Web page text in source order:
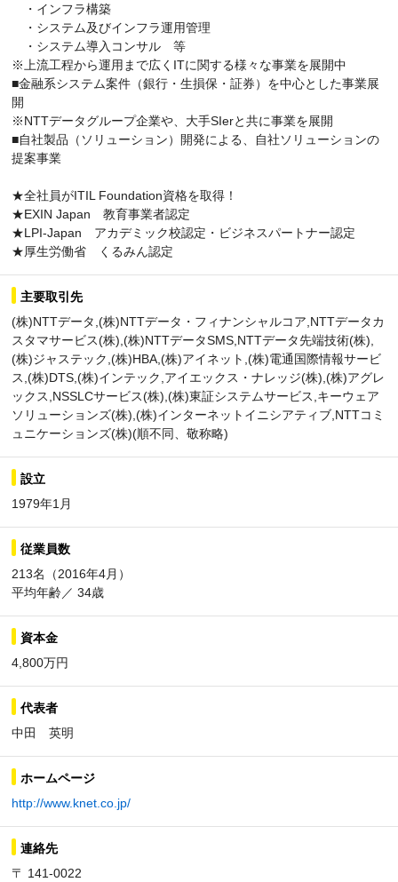
・インフラ構築
・システム及びインフラ運用管理
・システム導入コンサル 等
※上流工程から運用まで広くITに関する様々な事業を展開中
■金融系システム案件（銀行・生損保・証券）を中心とした事業展
開
※NTTデータグループ企業や、大手SIerと共に事業を展開
■自社製品（ソリューション）開発による、自社ソリューションの
提案事業
★全社員がITIL Foundation資格を取得！
★EXIN Japan 教育事業者認定
★LPI-Japan アカデミック校認定・ビジネスパートナー認定
★厚生労働省 くるみん認定
主要取引先
(株)NTTデータ,(株)NTTデータ・フィナンシャルコア,NTTデータカ
スタマサービス(株),(株)NTTデータSMS,NTTデータ先端技術(株),
(株)ジャステック,(株)HBA,(株)アイネット,(株)電通国際情報サービ
ス,(株)DTS,(株)インテック,アイエックス・ナレッジ(株),(株)アグレ
ックス,NSSLCサービス(株),(株)東証システムサービス,キーウェア
ソリューションズ(株),(株)インターネットイニシアティブ,NTTコミ
ュニケーションズ(株)(順不同、敬称略)
設立
1979年1月
従業員数
213名（2016年4月）
平均年齢／ 34歳
資本金
4,800万円
代表者
中田 英明
ホームページ
http://www.knet.co.jp/
連絡先
〒 141-0022